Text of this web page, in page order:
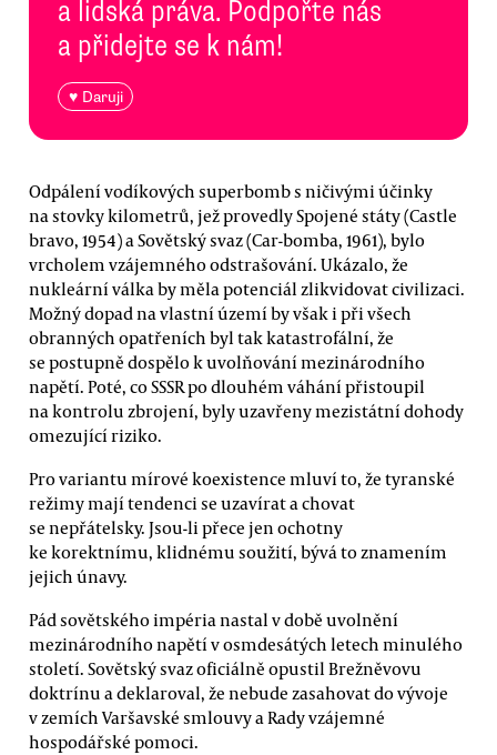
a lidská práva. Podpořte nás
a přidejte se k nám!
♥ Daruji
Odpálení vodíkových superbomb s ničivými účinky
na stovky kilometrů, jež provedly Spojené státy (Castle
bravo, 1954) a Sovětský svaz (Car-bomba, 1961), bylo
vrcholem vzájemného odstrašování. Ukázalo, že
nukleární válka by měla potenciál zlikvidovat civilizaci.
Možný dopad na vlastní území by však i při všech
obranných opatřeních byl tak katastrofální, že
se postupně dospělo k uvolňování mezinárodního
napětí. Poté, co SSSR po dlouhém váhání přistoupil
na kontrolu zbrojení, byly uzavřeny mezistátní dohody
omezující riziko.
Pro variantu mírové koexistence mluví to, že tyranské
režimy mají tendenci se uzavírat a chovat
se nepřátelsky. Jsou-li přece jen ochotny
ke korektnímu, klidnému soužití, bývá to znamením
jejich únavy.
Pád sovětského impéria nastal v době uvolnění
mezinárodního napětí v osmdesátých letech minulého
století. Sovětský svaz oficiálně opustil Brežněvovu
doktrínu a deklaroval, že nebude zasahovat do vývoje
v zemích Varšavské smlouvy a Rady vzájemné
hospodářské pomoci.